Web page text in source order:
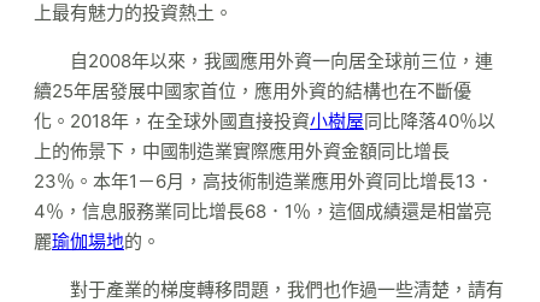
上最有魅力的投資熱土。
自2008年以來，我國應用外資一向居全球前三位，連
續25年居發展中國家首位，應用外資的結構也在不斷優
化。2018年，在全球外國直接投資小樹屋同比降落40％以
上的佈景下，中國制造業實際應用外資金額同比增長
23％。本年1－6月，高技術制造業應用外資同比增長13．
4％，信息服務業同比增長68．1％，這個成績還是相當亮
麗瑜伽場地的。
對于產業的梯度轉移問題，我們也作過一些清楚，請有